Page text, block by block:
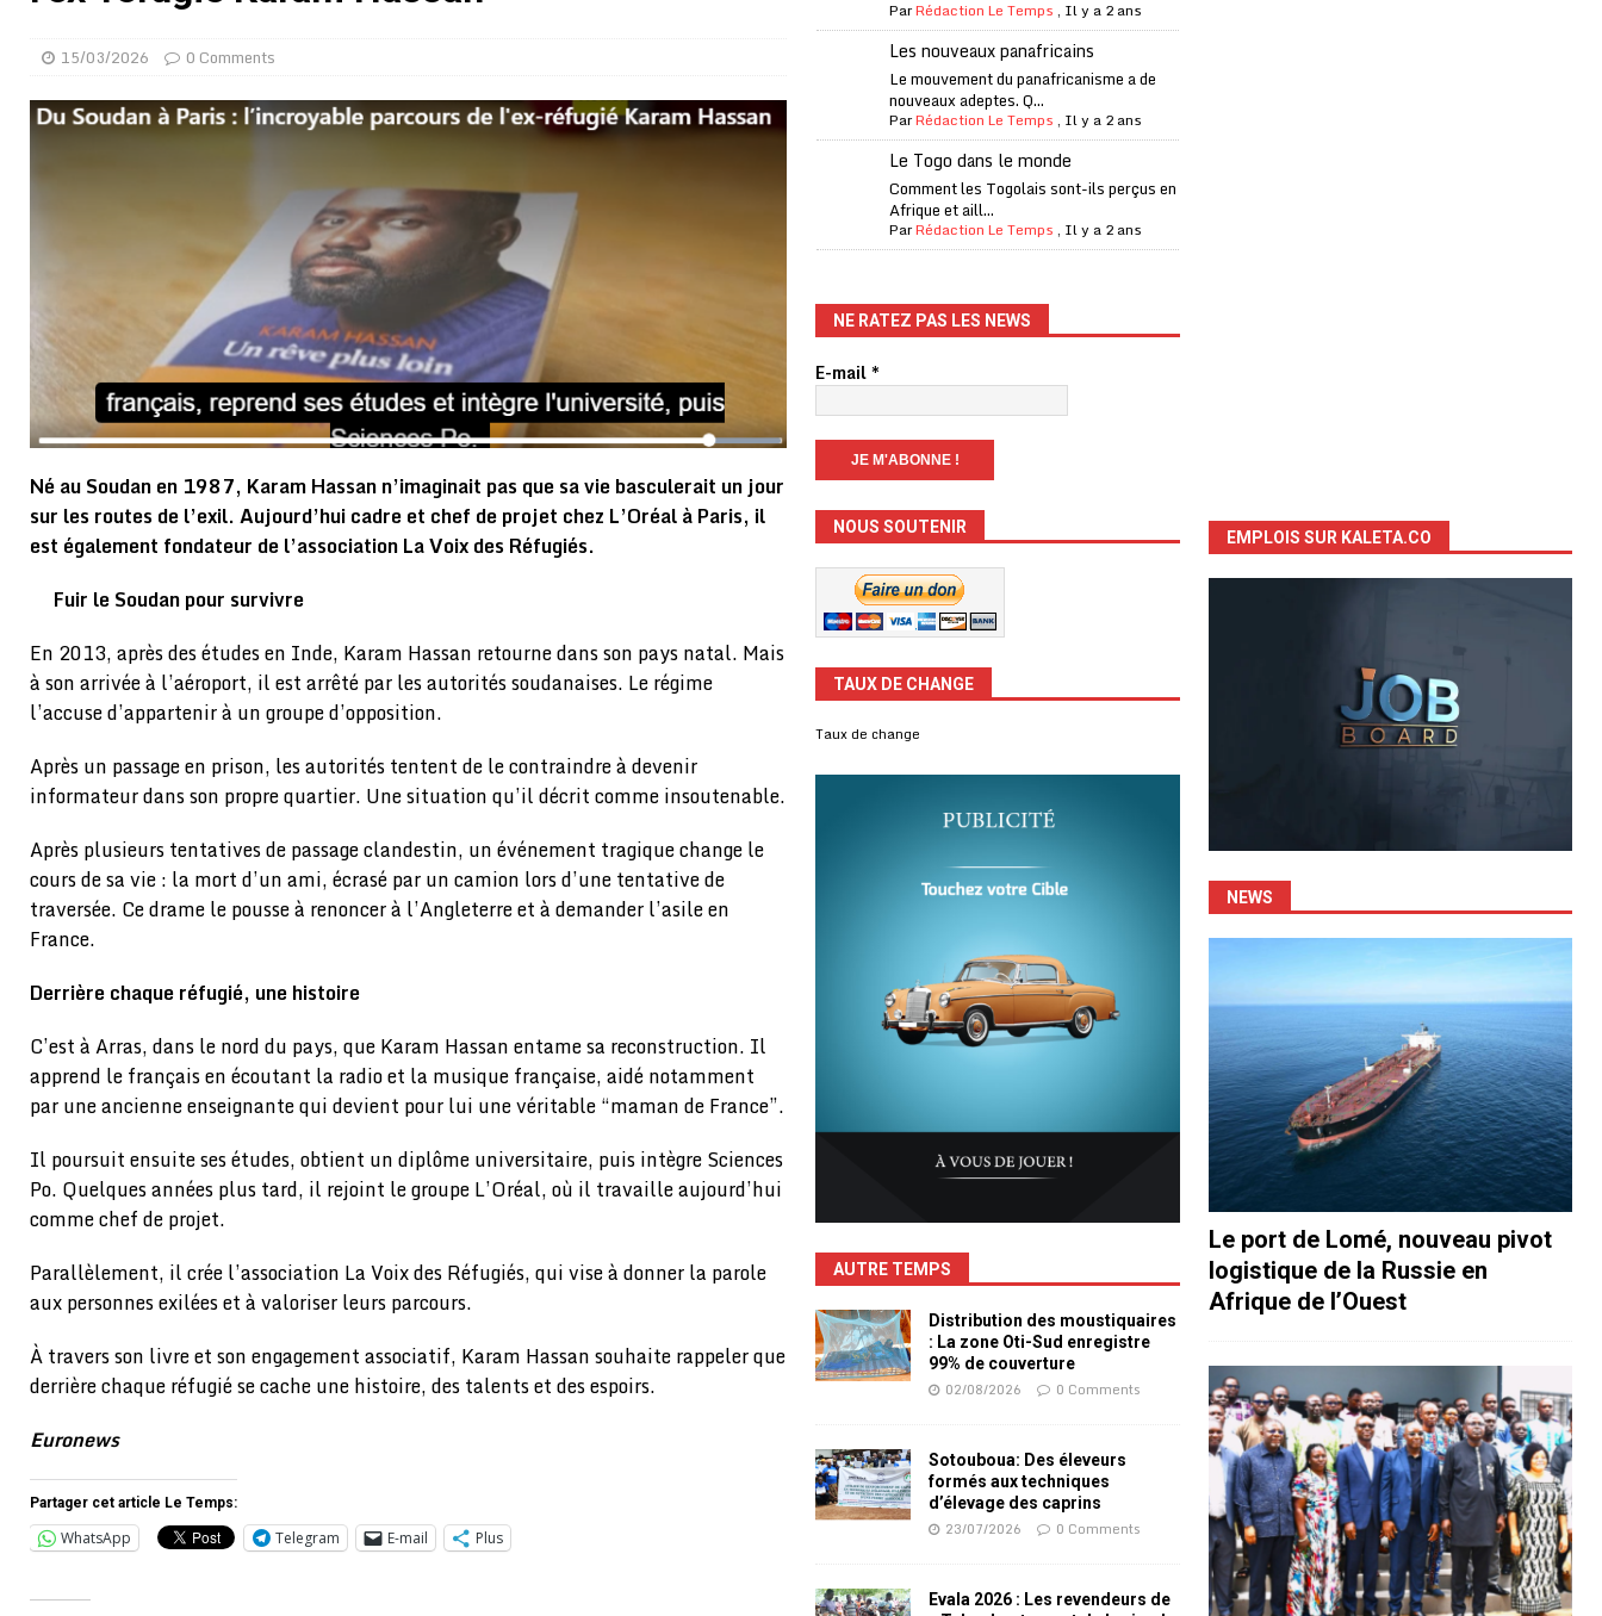
[ 01/08/2026 ] Bénin : Romuald Wadagni reçoit le milliardaire Aliko Dangote
[ 31/07/2026 ] Niger : le FMI débloque une bouffée d’oxygène financière
ECONOMIE
Franco Baresi, légendaire défenseur de l’Italie et de l’AC Milan, est mort à 66 ans
A LA UNE
Benjamin Mendy a vendu aux enchères son trophée de la Coupe du monde
[ 31/07/2026 ]
Bénin : les membres du Sénat installés
A LA UNE
[ 31/07/2026 ]
Projet d’investisseurs à la Fifa: l’UEFA menace à «l’unanimité» d’un boycott des Coupes du monde
BUSINESS
[ 30/07/2026 ] Mali : au moins 19 soldats exécutés, Amnesty International exige une enquête
[ 05/08/2026 ] Hervé Renard devient sélectionneur des Eléphants de Côte d’Ivoire
[ 05/08/2026 ] Tour de France Femmes 2026 : contrôles renforcés pour éviter la triche aux soutiens-gorge sur le contre-la-
15/03/2026 0 Comments
Né au Soudan en 1987, Karam Hassan n’imaginait pas que sa vie basculerait un jour
sur les routes de l’exil. Aujourd’hui cadre et chef de projet chez L’Oréal à Paris, il
est également fondateur de l’association La Voix des Réfugiés.
Fuir le Soudan pour survivre
En 2013, après des études en Inde, Karam Hassan retourne dans son pays natal. Mais
à son arrivée à l’aéroport, il est arrêté par les autorités soudanaises. Le régime
l’accuse d’appartenir à un groupe d’opposition.
Après un passage en prison, les autorités tentent de le contraindre à devenir
informateur dans son propre quartier. Une situation qu’il décrit comme insoutenable.
Après plusieurs tentatives de passage clandestin, un événement tragique change le
cours de sa vie : la mort d’un ami, écrasé par un camion lors d’une tentative de
traversée. Ce drame le pousse à renoncer à l’Angleterre et à demander l’asile en
France.
Derrière chaque réfugié, une histoire
C’est à Arras, dans le nord du pays, que Karam Hassan entame sa reconstruction. Il
apprend le français en écoutant la radio et la musique française, aidé notamment
par une ancienne enseignante qui devient pour lui une véritable “maman de France”.
Il poursuit ensuite ses études, obtient un diplôme universitaire, puis intègre Sciences
Po. Quelques années plus tard, il rejoint le groupe L’Oréal, où il travaille aujourd’hui
comme chef de projet.
Parallèlement, il crée l’association La Voix des Réfugiés, qui vise à donner la parole
aux personnes exilées et à valoriser leurs parcours.
À travers son livre et son engagement associatif, Karam Hassan souhaite rappeler que
derrière chaque réfugié se cache une histoire, des talents et des espoirs.
Euronews
Partager cet article Le Temps:
WhatsApp Telegram E-mail Plus
ParRédaction Le Temps , Il y a 2 ans
Les nouveaux panafricains
Le mouvement du panafricanisme a de
nouveaux adeptes. Q...
ParRédaction Le Temps , Il y a 2 ans
Le Togo dans le monde
Comment les Togolais sont-ils perçus en
Afrique et aill...
ParRédaction Le Temps , Il y a 2 ans
NE RATEZ PAS LES NEWS
E-mail*
NOUS SOUTENIR
TAUX DE CHANGE
Taux de change
AUTRE TEMPS
Distribution des moustiquaires
: La zone Oti-Sud enregistre
99% de couverture
02/08/2026 0 Comments
Sotouboua: Des éleveurs
formés aux techniques
d’élevage des caprins
23/07/2026 0 Comments
Evala 2026 : Les revendeurs de
EMPLOIS SUR KALETA.CO
NEWS
Le port de Lomé, nouveau pivot
logistique de la Russie en
Afrique de l’Ouest